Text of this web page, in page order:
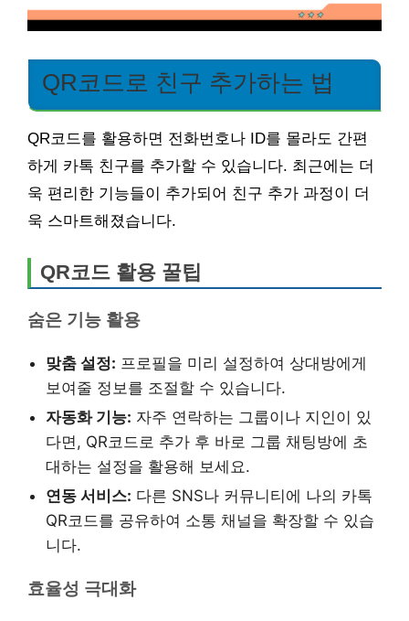
QR코드로 친구 추가하는 법
QR코드를 활용하면 전화번호나 ID를 몰라도 간편
하게 카톡 친구를 추가할 수 있습니다. 최근에는 더
욱 편리한 기능들이 추가되어 친구 추가 과정이 더
욱 스마트해졌습니다.
QR코드 활용 꿀팁
숨은 기능 활용
맞춤 설정: 프로필을 미리 설정하여 상대방에게
보여줄 정보를 조절할 수 있습니다.
자동화 기능: 자주 연락하는 그룹이나 지인이 있
다면, QR코드로 추가 후 바로 그룹 채팅방에 초
대하는 설정을 활용해 보세요.
연동 서비스: 다른 SNS나 커뮤니티에 나의 카톡
QR코드를 공유하여 소통 채널을 확장할 수 있습
니다.
효율성 극대화